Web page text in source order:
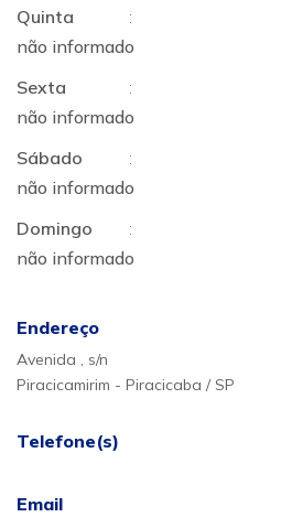
Quinta
:
não informado
Sexta
:
não informado
Sábado
:
não informado
Domingo
:
não informado
Endereço
Avenida , s/n
Piracicamirim - Piracicaba / SP
Telefone(s)
Email